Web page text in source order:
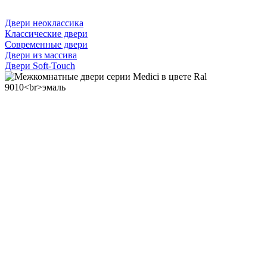
Двери неоклассика
Классические двери
Современные двери
Двери из массива
Двери Soft-Touch